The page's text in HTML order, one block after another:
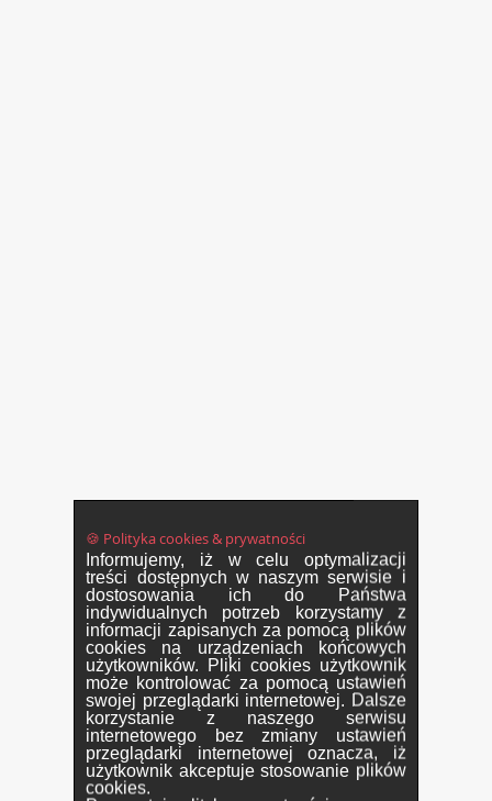
🍪 Polityka cookies & prywatności
Informujemy, iż w celu optymalizacji
treści dostępnych w naszym serwisie i
dostosowania ich do Państwa
indywidualnych potrzeb korzystamy z
informacji zapisanych za pomocą plików
cookies na urządzeniach końcowych
użytkowników. Pliki cookies użytkownik
może kontrolować za pomocą ustawień
swojej przeglądarki internetowej. Dalsze
korzystanie z naszego serwisu
internetowego bez zmiany ustawień
przeglądarki internetowej oznacza, iż
użytkownik akceptuje stosowanie plików
cookies.